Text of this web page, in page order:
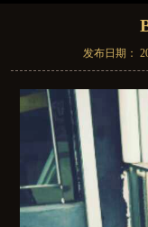
发布日期：